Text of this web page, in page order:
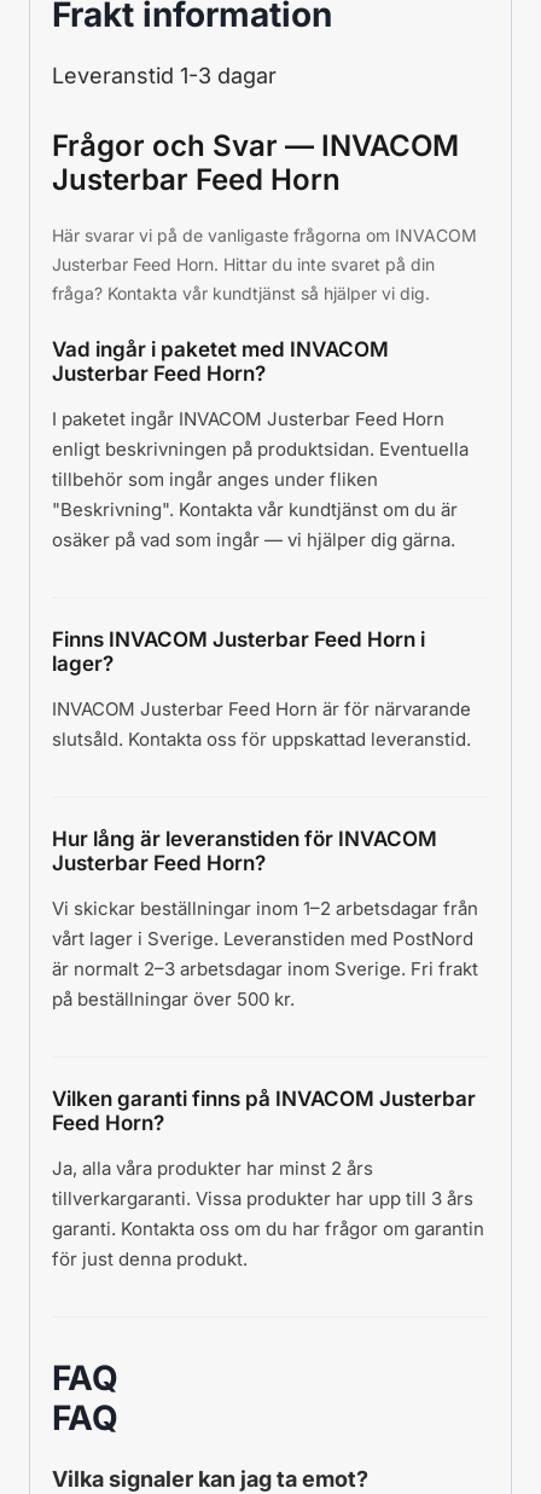
Frakt information
Leveranstid 1-3 dagar
Frågor och Svar — INVACOM
Justerbar Feed Horn
Här svarar vi på de vanligaste frågorna om INVACOM
Justerbar Feed Horn. Hittar du inte svaret på din
fråga? Kontakta vår kundtjänst så hjälper vi dig.
Vad ingår i paketet med INVACOM
Justerbar Feed Horn?
I paketet ingår INVACOM Justerbar Feed Horn
enligt beskrivningen på produktsidan. Eventuella
tillbehör som ingår anges under fliken
"Beskrivning". Kontakta vår kundtjänst om du är
osäker på vad som ingår — vi hjälper dig gärna.
Finns INVACOM Justerbar Feed Horn i
lager?
INVACOM Justerbar Feed Horn är för närvarande
slutsåld. Kontakta oss för uppskattad leveranstid.
Hur lång är leveranstiden för INVACOM
Justerbar Feed Horn?
Vi skickar beställningar inom 1–2 arbetsdagar från
vårt lager i Sverige. Leveranstiden med PostNord
är normalt 2–3 arbetsdagar inom Sverige. Fri frakt
på beställningar över 500 kr.
Vilken garanti finns på INVACOM Justerbar
Feed Horn?
Ja, alla våra produkter har minst 2 års
tillverkargaranti. Vissa produkter har upp till 3 års
garanti. Kontakta oss om du har frågor om garantin
för just denna produkt.
FAQ
FAQ
Vilka signaler kan jag ta emot?